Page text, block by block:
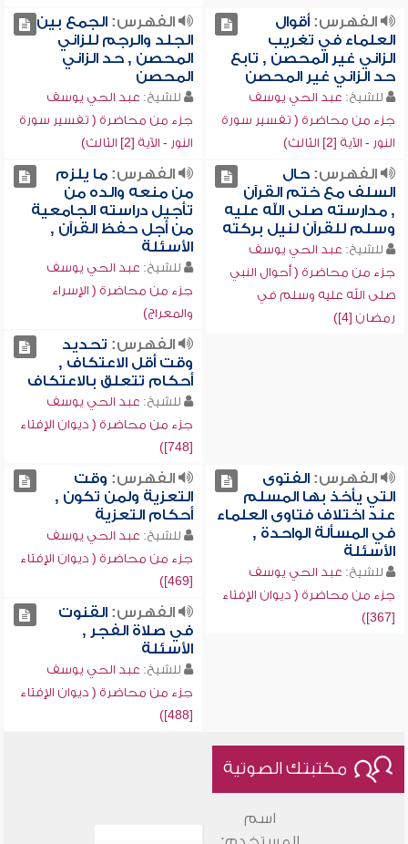
الفهرس:أقوال
العلماء في تغريب
الزاني غير المحصن , تابع
حد الزاني غير المحصن
للشيخ: عبد الحي يوسف
جزء من محاضرة ( تفسير سورة
النور - الآية [2] الثالث)
الفهرس:الجمع بين
الجلد والرجم للزاني
المحصن , حد الزاني
المحصن
للشيخ: عبد الحي يوسف
جزء من محاضرة ( تفسير سورة
النور - الآية [2] الثالث)
الفهرس:حال
السلف مع ختم القرآن
, مدارسته صلى الله عليه
وسلم للقرآن لنيل بركته
للشيخ: عبد الحي يوسف
جزء من محاضرة ( أحوال النبي
صلى الله عليه وسلم في
رمضان [4])
الفهرس:ما يلزم
من منعه والده من
تأجيل دراسته الجامعية
من أجل حفظ القرآن ,
الأسئلة
للشيخ: عبد الحي يوسف
جزء من محاضرة ( الإسراء
والمعراج)
الفهرس: تحديد
وقت أقل الاعتكاف ,
أحكام تتعلق بالاعتكاف
للشيخ: عبد الحي يوسف
جزء من محاضرة ( ديوان الإفتاء
[748])
الفهرس:الفتوى
التي يأخذ بها المسلم
عند اختلاف فتاوى العلماء
في المسألة الواحدة ,
الأسئلة
للشيخ: عبد الحي يوسف
جزء من محاضرة ( ديوان الإفتاء
[367])
الفهرس: وقت
التعزية ولمن تكون ,
أحكام التعزية
للشيخ: عبد الحي يوسف
جزء من محاضرة ( ديوان الإفتاء
[469])
الفهرس:القنوت
في صلاة الفجر ,
الأسئلة
للشيخ: عبد الحي يوسف
جزء من محاضرة ( ديوان الإفتاء
[488])
مكتبتك الصوتية
اسم